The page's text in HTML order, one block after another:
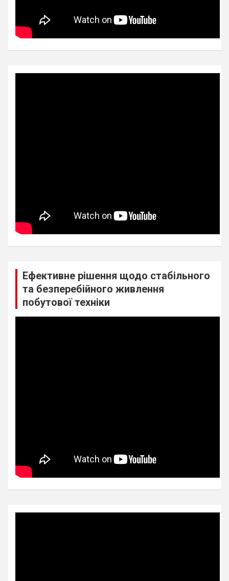
Ефективне рішення щодо стабільного
та безперебійного живлення
побутової техніки